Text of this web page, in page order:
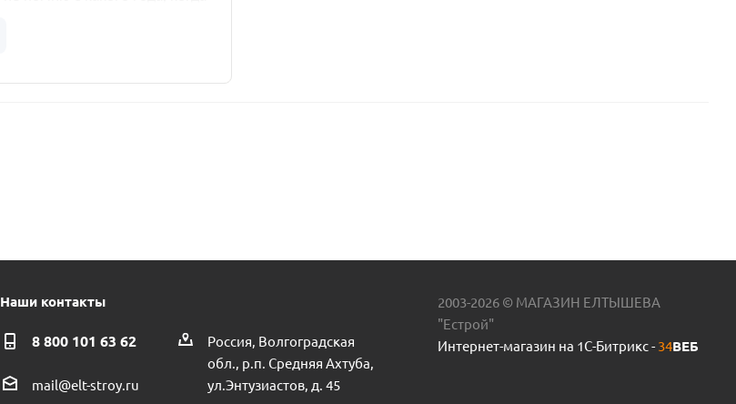
Торцевое уплотнение PUMPMAN JET60/QB/TGP Рабочее колесо PUMPMAN TJSW/15M-1
Наши контакты
8 800 101 63 62
mail@elt-stroy.ru
Россия, Волгоградская
обл., р.п. Средняя Ахтуба,
ул.Энтузиастов, д. 45
2003-2026 © МАГАЗИН ЕЛТЫШЕВА
"Естрой"
Интернет-магазин на 1С-Битрикс - 34ВЕБ